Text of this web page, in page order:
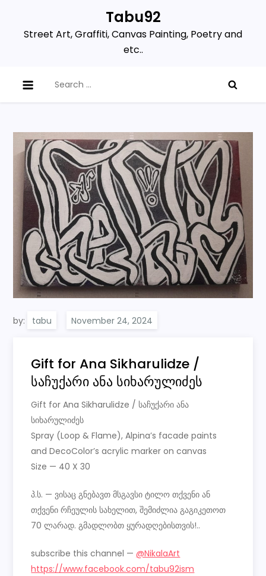
content
Tabu92
Street Art, Graffiti, Canvas Painting, Poetry and
etc..
for:
by: tabu
Gift for Ana Sikharulidze /
საჩუქარი ანა სიხარულიძეს
Gift for Ana Sikharulidze / საჩუქარი ანა
სიხარულიძეს
Spray (Loop & Flame), Alpina’s facade paints
and DecoColor’s acrylic marker on canvas
Size — 40 X 30
პ.ს. — ვისაც გნებავთ მსგავსი ტილო თქვენი ან
თქვენი რჩეულის სახელით, შემიძლია გაგიკეთოთ
70 ლარად. გმადლობთ ყურადღებისთვის!..
subscribe this channel —@NikalaArt
https://www.facebook.com/tabu92ism